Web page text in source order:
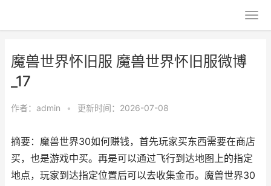
魔兽世界怀旧服 魔兽世界怀旧服微博
_17
作者： admin • 更新时间：2026-07-08
摘要：魔兽世界30如何赚钱，首先玩家买东西需要在商店
买，也是游戏中买。再是可以通过飞行到达地图上的指定
地点，玩家到达指定位置后可以去收集金币。魔兽世界30